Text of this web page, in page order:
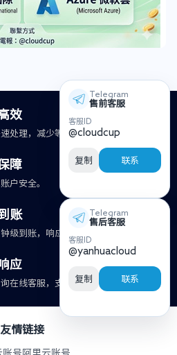
效
处理，减少等待时间。
障
户安全。
账
级到账，响应更及时。
应
在线客服，支持快速处理。
友情链接
账号 阿里云账号
Telegram
售前客服
客服ID
@cloudcup
复制 联系
Telegram
售后客服
客服ID
@yanhuacloud
复制 联系